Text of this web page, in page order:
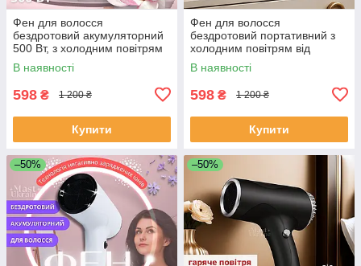
Фен для волосся
бездротовий акумуляторний
500 Вт, з холодним повітрям
від акумулятора та теплим
від мережі Рожевий, WHD-01-
В наявності
598 ₴ 1 200 ₴
Купити
Фен для волосся
бездротовий портативний з
холодним повітрям від
акумулятора та теплим від
мережі Білий, BDF-1-W
В наявності
598 ₴ 1 200 ₴
Купити
–50% –50%